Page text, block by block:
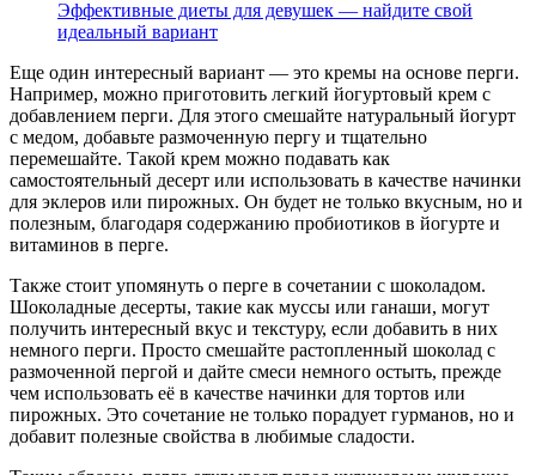
Эффективные диеты для девушек — найдите свой
идеальный вариант
Еще один интересный вариант — это кремы на основе перги.
Например, можно приготовить легкий йогуртовый крем с
добавлением перги. Для этого смешайте натуральный йогурт
с медом, добавьте размоченную пергу и тщательно
перемешайте. Такой крем можно подавать как
самостоятельный десерт или использовать в качестве начинки
для эклеров или пирожных. Он будет не только вкусным, но и
полезным, благодаря содержанию пробиотиков в йогурте и
витаминов в перге.
Также стоит упомянуть о перге в сочетании с шоколадом.
Шоколадные десерты, такие как муссы или ганаши, могут
получить интересный вкус и текстуру, если добавить в них
немного перги. Просто смешайте растопленный шоколад с
размоченной пергой и дайте смеси немного остыть, прежде
чем использовать её в качестве начинки для тортов или
пирожных. Это сочетание не только порадует гурманов, но и
добавит полезные свойства в любимые сладости.